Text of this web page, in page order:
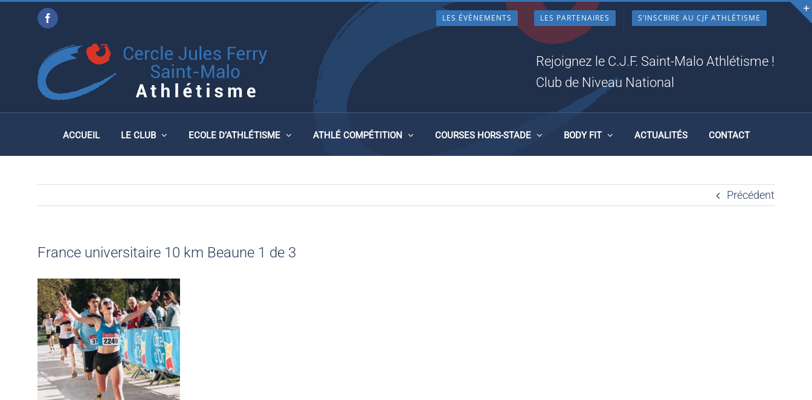
Facebook LES ÉVÈNEMENTS LES PARTENAIRES S’INSCRIRE AU CJF ATHLÉTISME
Rejoignez le C.J.F. Saint-Malo Athlétisme !
Club de Niveau National
ACCUEIL LE CLUB ECOLE D’ATHLÉTISME ATHLÉ COMPÉTITION COURSES HORS-STADE BODY FIT ACTUALITÉS CONTACT
FRANCE UNIVERSITAIRE 10 KM BEAUNE 1 DE 3
Précédent
France universitaire 10 km Beaune 1 de 3